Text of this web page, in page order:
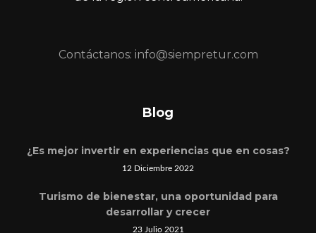
Contáctanos: info@siempretur.com
Blog
¿Es mejor invertir en experiencias que en cosas?
12 Diciembre 2022
Turismo de bienestar, una oportunidad para
desarrollar y crecer
23 Julio 2021